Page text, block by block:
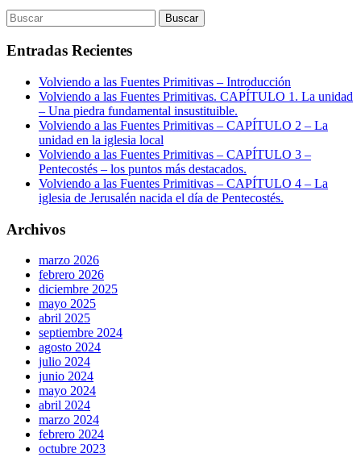
Entradas Recientes
Volviendo a las Fuentes Primitivas – Introducción
Volviendo a las Fuentes Primitivas. CAPÍTULO 1. La unidad
– Una piedra fundamental insustituible.
Volviendo a las Fuentes Primitivas – CAPÍTULO 2 – La
unidad en la iglesia local
Volviendo a las Fuentes Primitivas – CAPÍTULO 3 –
Pentecostés – los puntos más destacados.
Volviendo a las Fuentes Primitivas – CAPÍTULO 4 – La
iglesia de Jerusalén nacida el día de Pentecostés.
Archivos
marzo 2026
febrero 2026
diciembre 2025
mayo 2025
abril 2025
septiembre 2024
agosto 2024
julio 2024
junio 2024
mayo 2024
abril 2024
marzo 2024
febrero 2024
octubre 2023